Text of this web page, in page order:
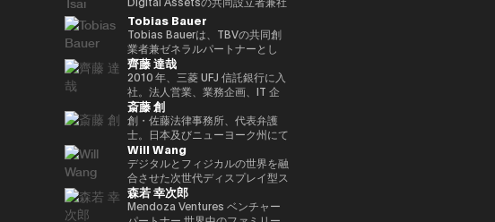
Week などの国際的なイベントで
登壇する世界的に評価の高いスピ
ーカーでもある。市場動向やブロ
ックチェーンの普及に関する彼の
見解は、The Times、
CoinDesk、Entrepreneur
Middle East といった主要メディ
アからも注目を集めている。 ま
た、ソーシャルメディアでの積極
的な発信を通じて、その影響力を
さらに拡大。短期的な利益よりも
Web3 の長期的な可能性を重視
し、世界の在り方を再定義するス
タートアップへの投資を推進して
いる。 「Web3 は未来である」
けています。
World AI Council（カナダ）認定
チーフ AI オフィサー（Chief AI
Officer） • Gulf College 理事会
（Board of Trustees）メンバー
• オマーン商工会議所 デジタル経
済・AI 委員会メンバー •
GCC（湾岸協力会議）AI プロジ
ェクトおよび AI 国際アワード審
査委員メンバー • 大学および学術
アドバイザリーボードメンバー
（SQU、AOU、Sohar
University） • Global CIO
Summit（タイ、2022年）にて
Digital Transformation
Inspiring Award を受賞 • Global
EMURGOの戦略的方向性および
グローバルオペレーション全体を
統括し、投資、パートナーシッ
プ、インフラ開発を通じて、従来
の金融とブロックチェーンをつな
ぐ取り組みを主導しています。
す。 CEOとしてカニー氏は、
SecondSwapの戦略的ビジョン
とプロダクト開発の実行を統括
し、Web3市場における持続可能
な流動性とアクセシビリティを高
めるためのイノベーションを推進
しています。
長であり、同社はSEC（米国証券
取引委員会）に登録されたデジタ
ルアセット管理会社です。彼は同
社で製品開発と取引を監督してい
ます。三か国語を操り、仮想通貨
のネイティブスピーカーであり、
また伝統的な金融分野のベテラン
でもあります。ベンは、シンガポ
ールのメリルリンチ・コモディテ
ィーズで15年以上にわたりシニ
アリーダーシップの経験を積み、
同社のCEOを務めました。ま
た、アライアンス・バーンスタイ
ンでは、東京、香港、シンガポー
ル、ソウル、台北で収益性のある
Tobias Bauer
Tobias Bauerは、TBVの共同創
業者兼ゼネラルパートナーとし
て、トップクラスのスタートアッ
プへの投資やベンチャービルディ
ングを行っています。過去には
Blockchain Founders Fundのパ
ートナーを務め、75Mドルのファ
ンドを立ち上げ、150以上のスタ
ートアップに投資しました。ま
た、Consensusや香港フィンテ
ックウィークなど300以上の
Web3・テック会議で講演経験が
あります。彼はこれまで15都市9
齊藤 達哉
2010 年、三菱 UFJ 信託銀行に入
社。法人営業、業務企画、IT 企
画を経て、2016 年に FinTech 推
進室設立、1 人目の専任担当とし
て三菱 UFJ 信託銀行のデジタル
戦略を企画・推進。“シリアルイ
ントレプレナー(連続社内起業
家)”として、情報銀行基盤
「Dprime」、デジタル証券基盤
「Progmat」、ステーブルコイ
斎藤 創
創・佐藤法律事務所、代表弁護
士。日本及びニューヨーク州にて
弁護士資格。東京大学法学部、ニ
ューヨーク大学ロースクール卒。
西村あさひ法律事務所にて主とし
て金融分野（証券化、ファンド、
デリバティブ等）を取り扱った
Will Wang
デジタルとフィジカルの世界を融
合させた次世代ディスプレイ型ス
マートグラスを開発する企業
Even Realities の創業者兼CEO
森若 幸次郎
Mendoza Ventures ベンチャー